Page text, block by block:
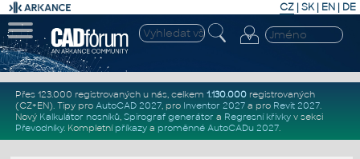
CZ | SK| EN | DE
Přes 123.000 registrovaných u nás, celkem 1.130.000registrovaných
(CZ+EN). Tipy pro AutoCAD 2027, pro Inventor 2027a pro Revit 2027.
Nový Kalkulátor nosníků, Spirograf generátor a Regresní křivkyv sekci
Převodníky. Kompletní příkazya proměnné AutoCADu 2027.